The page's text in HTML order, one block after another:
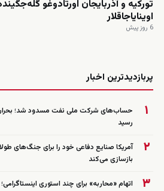
تورکیه و آذربایجان اورتادوغو
اوینایاجاقلار
6 روز پیش
پربازدیدترین اخبار
۱
حساب‌های شرکت ملی نفت مسدود شد؛
رسید
۲
آمریکا صنایع دفاعی خود را برای جنگ‌های
بازسازی می‌کند
۳